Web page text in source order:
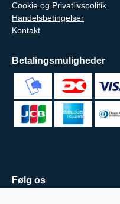
Cookie og Privatlivspolitik
Handelsbetingelser
Kontakt
Betalingsmuligheder
Følg os